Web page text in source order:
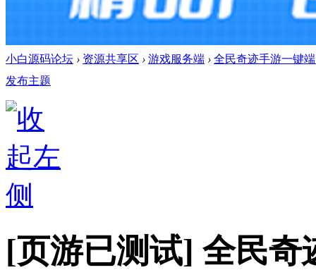
小白源码论坛 › 资源共享区 › 游戏服务端 › 全民奇迹手游一键
发布主题
[页游已测试] 全民奇